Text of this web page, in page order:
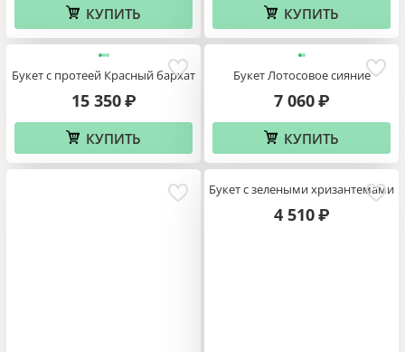
КУПИТЬ КУПИТЬ
Букет с протеей Красный бархат
15 350 ₽
КУПИТЬ
Букет Лотосовое сияние
7 060 ₽
КУПИТЬ
Букет с зелеными хризантемами
4 510 ₽